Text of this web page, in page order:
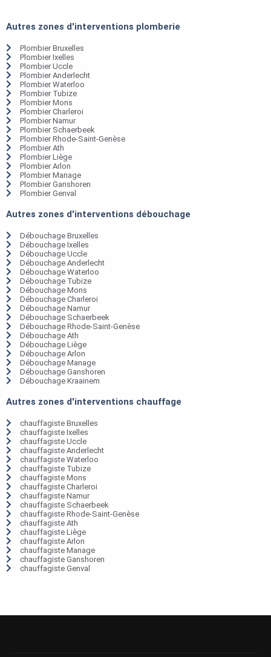
Autres zones d'interventions plomberie
Plombier Bruxelles
Plombier Ixelles
Plombier Uccle
Plombier Anderlecht
Plombier Waterloo
Plombier Tubize
Plombier Mons
Plombier Charleroi
Plombier Namur
Plombier Schaerbeek
Plombier Rhode-Saint-Genèse
Plombier Ath
Plombier Liège
Plombier Arlon
Plombier Manage
Plombier Ganshoren
Plombier Genval
Autres zones d'interventions débouchage
Débouchage Bruxelles
Débouchage Ixelles
Débouchage Uccle
Débouchage Anderlecht
Débouchage Waterloo
Débouchage Tubize
Débouchage Mons
Débouchage Charleroi
Débouchage Namur
Débouchage Schaerbeek
Débouchage Rhode-Saint-Genèse
Débouchage Ath
Débouchage Liège
Débouchage Arlon
Débouchage Manage
Débouchage Ganshoren
Débouchage Kraainem
Autres zones d'interventions chauffage
chauffagiste Bruxelles
chauffagiste Ixelles
chauffagiste Uccle
chauffagiste Anderlecht
chauffagiste Waterloo
chauffagiste Tubize
chauffagiste Mons
chauffagiste Charleroi
chauffagiste Namur
chauffagiste Schaerbeek
chauffagiste Rhode-Saint-Genèse
chauffagiste Ath
chauffagiste Liège
chauffagiste Arlon
chauffagiste Manage
chauffagiste Ganshoren
chauffagiste Genval